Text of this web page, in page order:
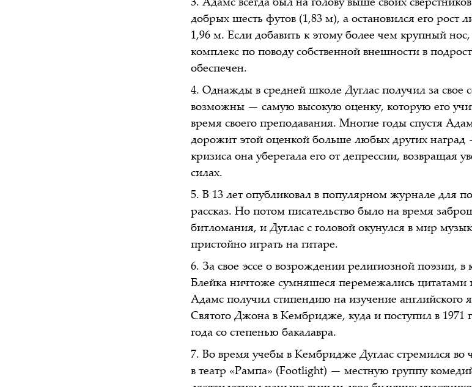
Адамс всегда был на голову выше своих
добрых шесть футов (1,83 м), а остановился его рост
1,96 м. Если добавить к этому более чем крупный нос,
комплекс по поводу собственной внешности в
обеспечен.
Однажды в средней школе Дуглас получил за свое
возможны — самую высокую оценку, которую его
время своего преподавания. Многие годы спустя
дорожит этой оценкой больше любых других наград
кризиса она уберегала его от депрессии, возвращая
силах.
В 13 лет опубликовал в популярном журнале для
рассказ. Но потом писательство было на время
битломания, и Дуглас с головой окунулся в мир
пристойно играть на гитаре.
За свое эссе о возрождении религиозной поэзии,
Блейка ничтоже сумняшеся перемежались
Адамс получил стипендию на изучение английского
Святого Джона в Кембридже, куда и поступил в 1971
года со степенью бакалавра.
Во время учебы в Кембридже Дуглас стремился во
в театр «Рампа» (Footlight) — местную группу